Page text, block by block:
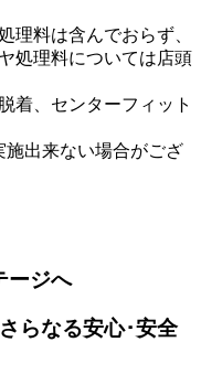
理料は含んでおらず、
処理料については店頭
着、センターフィット
出来ない場合がござ
ージへ
らなる安心･安全